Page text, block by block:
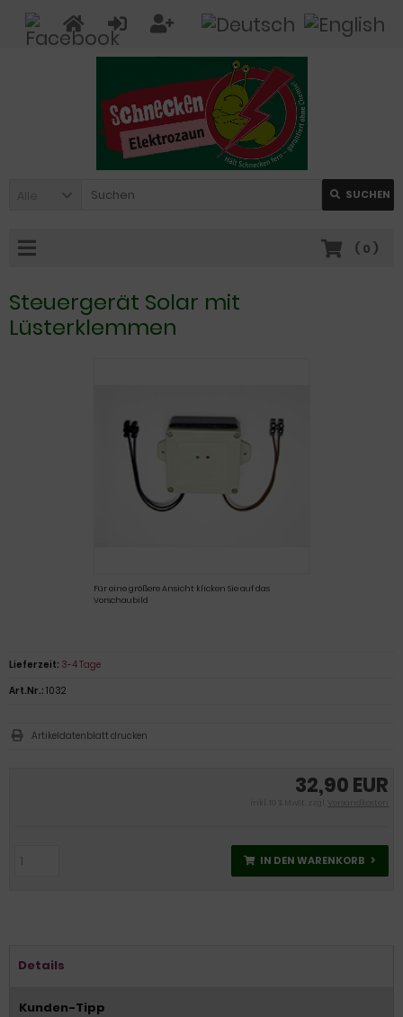
Alle SUCHEN
( 0 )
Steuergerät Solar mit
Lüsterklemmen
Für eine größere Ansicht klicken Sie auf das
Vorschaubild
32,90 EUR
inkl. 19 % MwSt. zzgl. Versandkosten
IN DEN WARENKORB
Lieferzeit: 3-4 Tage
Art.Nr.: 1032
Artikeldatenblatt drucken
Details
Kunden-Tipp